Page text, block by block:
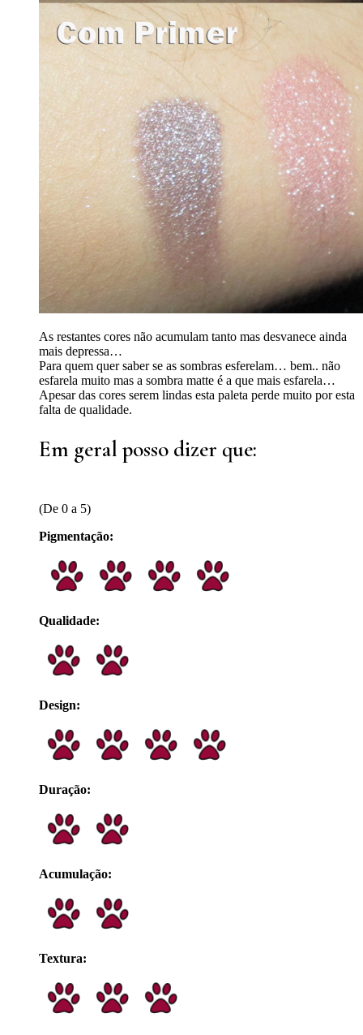
As restantes cores não acumulam tanto mas desvanece ainda
mais depressa…
Para quem quer saber se as sombras esferelam… bem.. não
esfarela muito mas a sombra matte é a que mais esfarela…
Apesar das cores serem lindas esta paleta perde muito por esta
falta de qualidade.
Em geral posso dizer que:
(De 0 a 5)
Pigmentação:
Qualidade:
Design:
Duração:
Acumulação:
Textura: